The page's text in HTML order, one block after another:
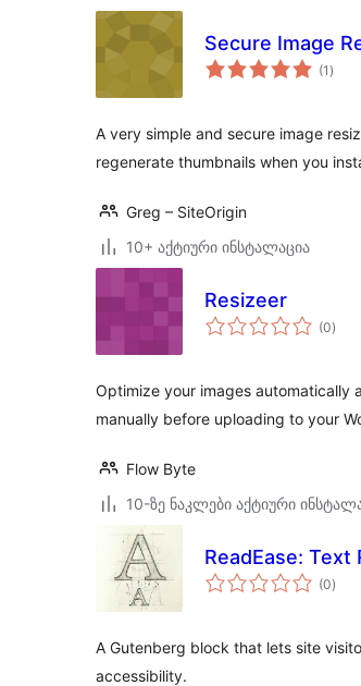
Secure Image
(1 )
A very simple and secure image
regenerate thumbnails when you
Greg – SiteOrigin
10+ აქტიური ინსტალაცია
Resizeer
(0)
Optimize your images automatically
manually before uploading to your
Flow Byte
10-ზე ნაკლები აქტიური
ReadEase: Text
(0)
A Gutenberg block that lets site
accessibility.